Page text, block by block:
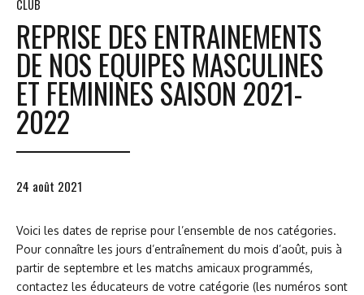
CLUB
REPRISE DES ENTRAINEMENTS
DE NOS EQUIPES MASCULINES
ET FEMININES SAISON 2021-
2022
24 août 2021
Voici les dates de reprise pour l’ensemble de nos catégories.
Pour connaître les jours d’entraînement du mois d’août, puis à
partir de septembre et les matchs amicaux programmés,
contactez les éducateurs de votre catégorie (les numéros sont